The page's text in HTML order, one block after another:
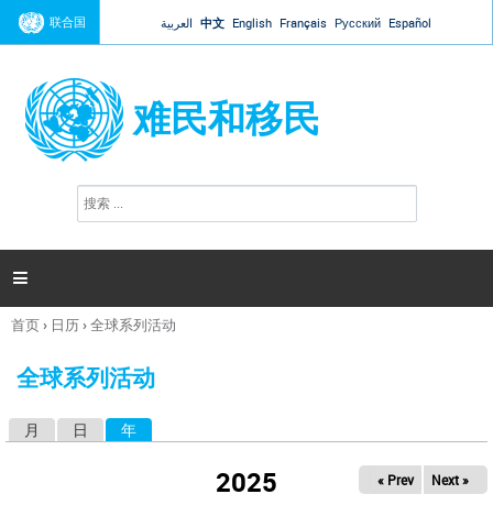
Jump to navigation
联合国 العربية 中文 English Français Русский Español
难民和移民
搜
索

你
这
首页› 日历›全球系列活动
全球系列活动
月 日 年
2025 « Prev Next »